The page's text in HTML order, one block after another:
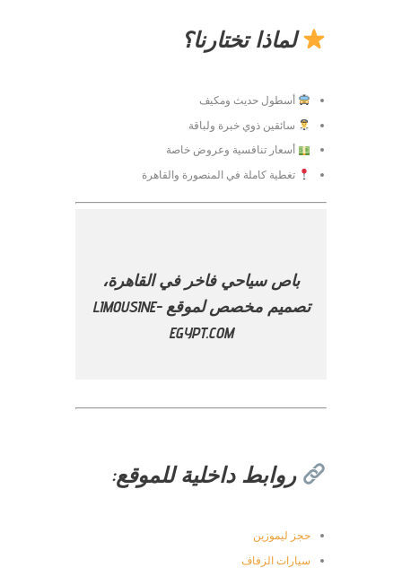
لماذا تختارنا؟
أسطول حديث ومكيف
سائقين ذوي خبرة ولباقة
أسعار تنافسية وعروض خاصة
تغطية كاملة في المنصورة والقاهرة
باص سياحي فاخر في القاهرة،
تصميم مخصص لموقع LIMOUSINE-
EGYPT.COM
روابط داخلية للموقع:
حجز ليموزين
سيارات الزفاف